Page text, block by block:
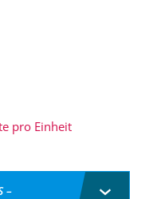
pro Einheit
–